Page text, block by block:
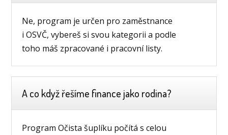
Ne, program je určen pro zaměstnance
i OSVČ, vybereš si svou kategorii a podle
toho máš zpracované i pracovní listy.
A co když řešíme finance jako rodina?
Program Očista šuplíku počítá s celou